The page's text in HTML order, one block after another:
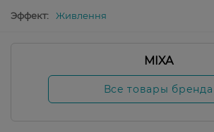
Эффект: Живлення
MIXA
Все товары бренда